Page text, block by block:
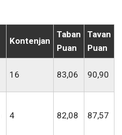
Kontenjan
Taban
Puan
Tavan
Puan
16 83,06 90,90
4 82,08 87,57